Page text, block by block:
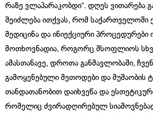
რაზე ვლაპარაკობდი“. დღეს ვითარება
შეიძლება ითქვას, რომ საქართველოში
მედიცინა და ინიექციური პროცედურები
მოთხოვნადია, როგორც მსოფლიოს სხვა
ამასთანავე, დროთა განმავლობაში,
გამოყენებული მეთოდები და მუშაობის
თანდათანობით დაიხვეწა და
რომელიც ძვირადღირებულ